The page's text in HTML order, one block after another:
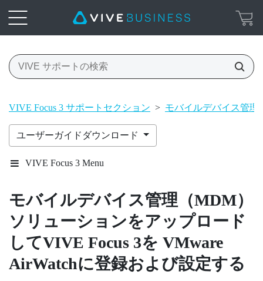
VIVE Focus 3 サポートセクション > モバイルデバイス管理
ユーザーガイドダウンロード
VIVE Focus 3 Menu
モバイルデバイス管理（MDM）
ソリューションをアップロード
してVIVE Focus 3を VMware
AirWatchに登録および設定する